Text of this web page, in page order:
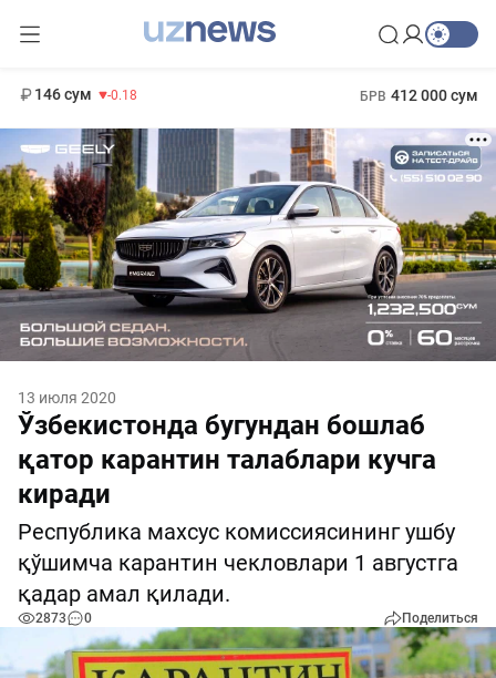
146 сум -0.18 БРВ 412 000 сум
13 июля 2020
Ўзбекистонда бугундан бошлаб
қатор карантин талаблари кучга
киради
Республика махсус комиссиясининг ушбу
қўшимча карантин чекловлари 1 августга
қадар амал қилади.
2873 0 Поделиться